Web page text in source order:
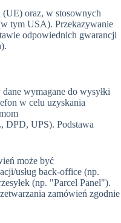
(UE) oraz, w stosownych
tym USA). Przekazywanie
odpowiednich gwarancji
wymagane do wysyłki
w celu uzyskania
DPD, UPS). Podstawa
może być
usług back-office (np.
(np. "Parcel Panel").
zamówień zgodnie